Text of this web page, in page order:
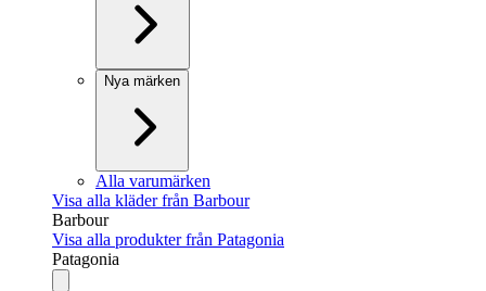
Nya märken
Alla varumärken
Visa alla kläder från Barbour
Barbour
Visa alla produkter från Patagonia
Patagonia